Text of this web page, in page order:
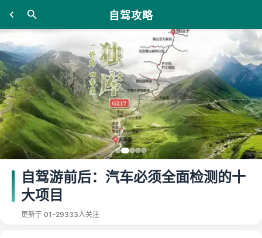
自驾攻略
自驾游前后：汽车必须全面检测的十
大项目
更新于 01-29333人关注